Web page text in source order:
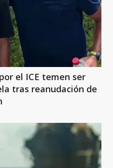
el ICE temen ser
tras reanudación de